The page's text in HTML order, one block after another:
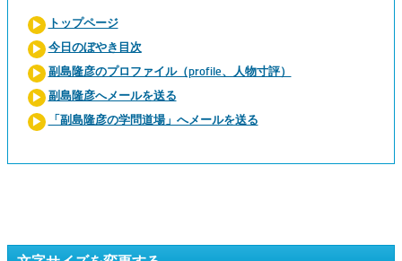
トップページ
今日のぼやき目次
副島隆彦のプロファイル（profile、人物寸評）
副島隆彦へメールを送る
「副島隆彦の学問道場」へメールを送る